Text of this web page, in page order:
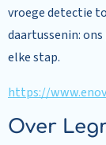
vroege detectie
daartussenin:
elke stap.
https://
Over